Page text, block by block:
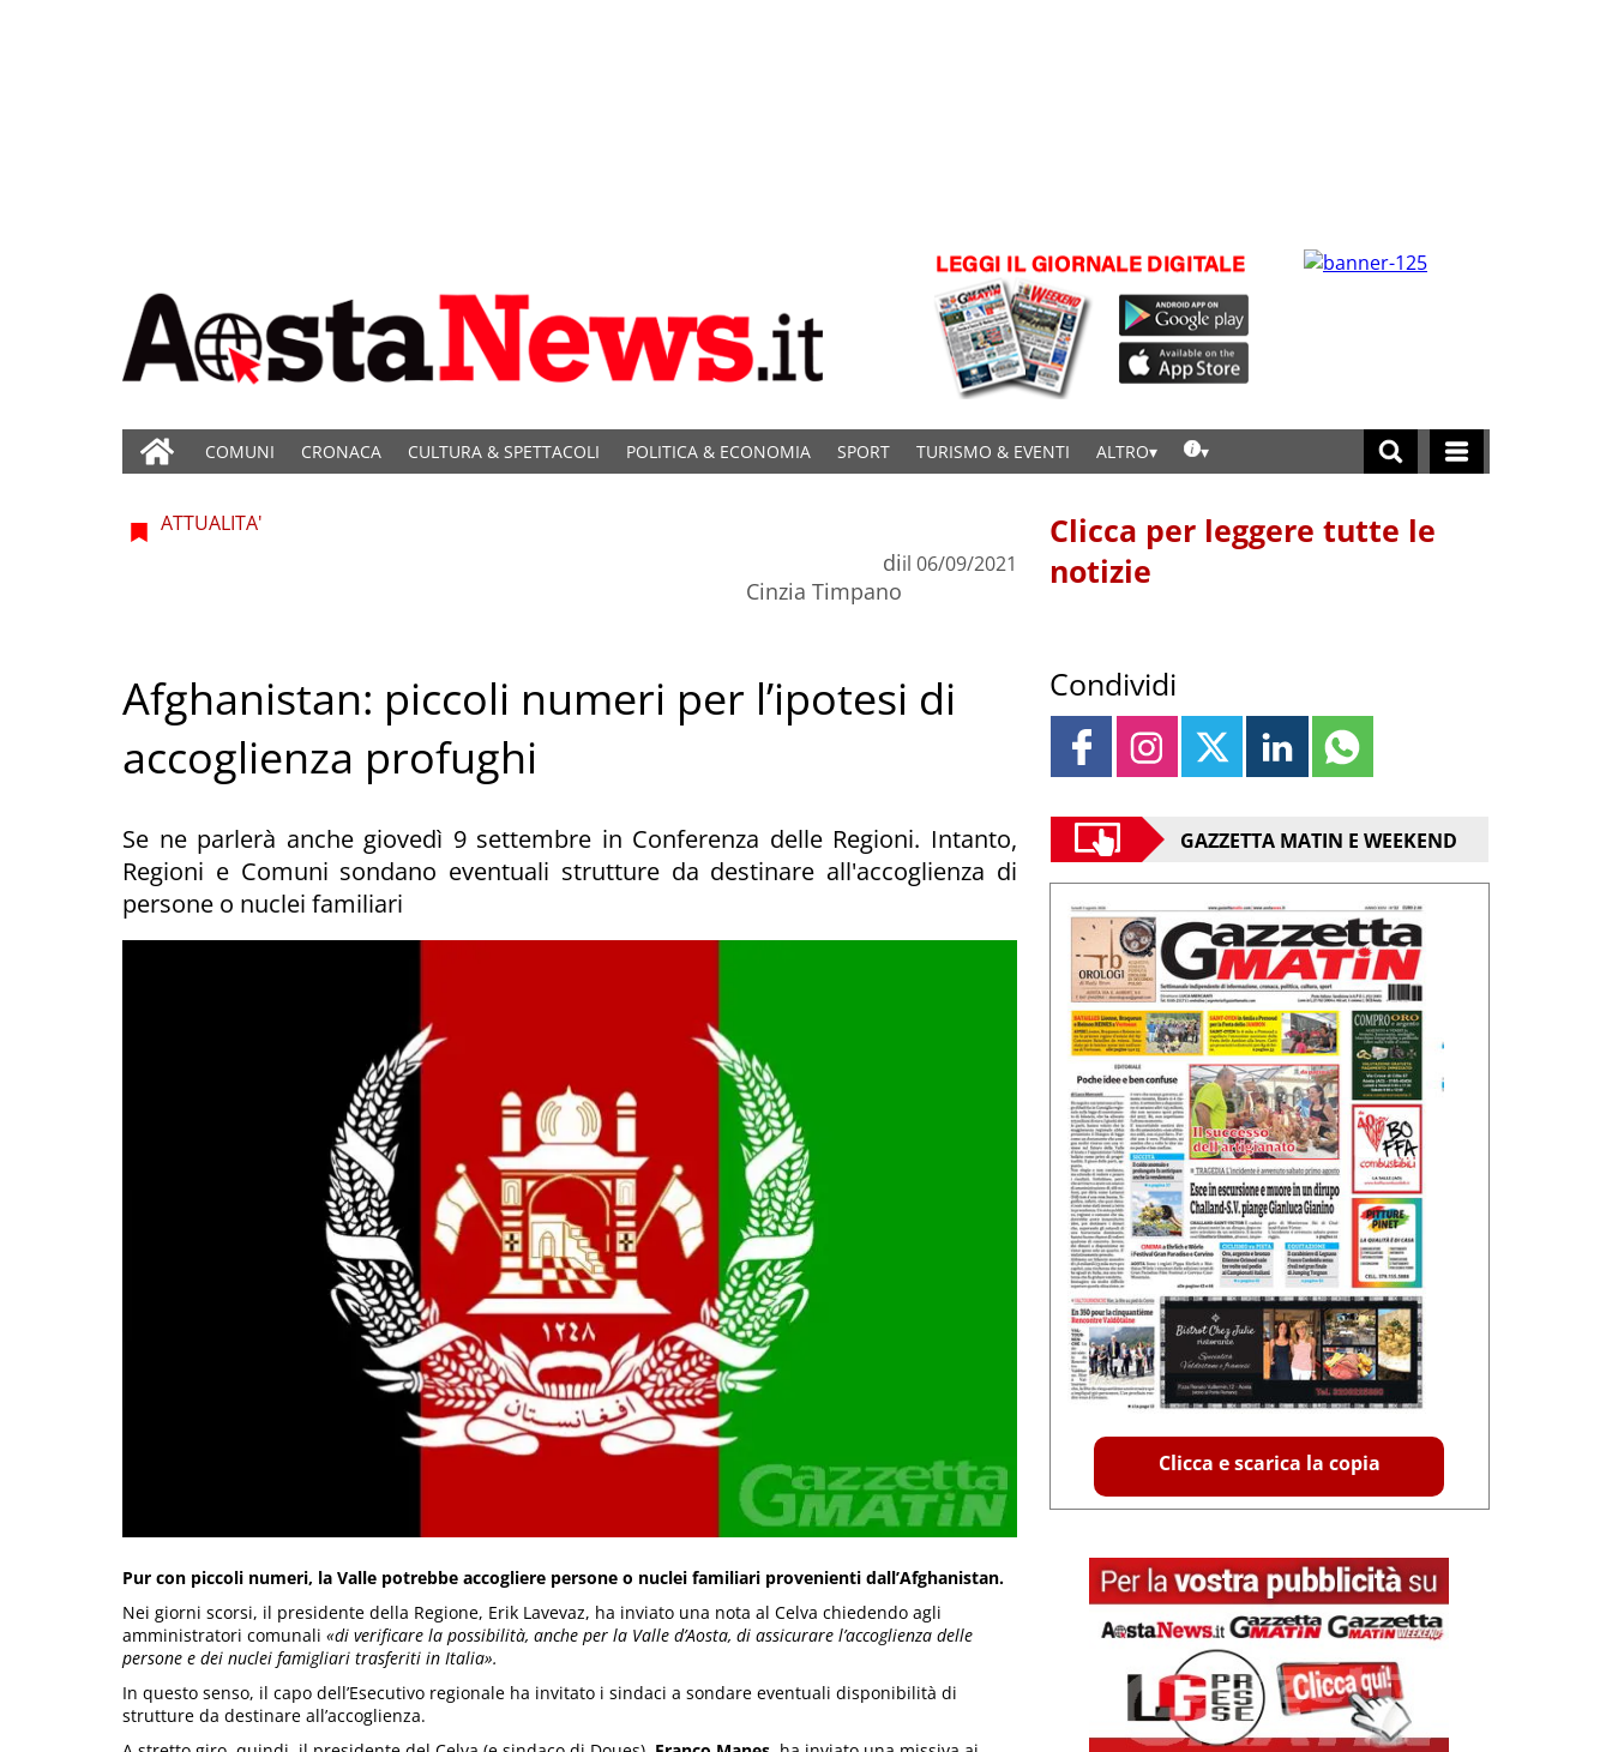
COMUNI CRONACA CULTURA & SPETTACOLI POLITICA & ECONOMIA SPORT TURISMO & EVENTI ALTRO
ATTUALITA'
di
Cinzia Timpano
il 06/09/2021
Afghanistan: piccoli numeri per l’ipotesi di
accoglienza profughi
Se ne parlerà anche giovedì 9 settembre in Conferenza delle Regioni. Intanto,
Regioni e Comuni sondano eventuali strutture da destinare all'accoglienza di
persone o nuclei familiari
Pur con piccoli numeri, la Valle potrebbe accogliere persone o nuclei familiari provenienti dall’Afghanistan.
Nei giorni scorsi, il presidente della Regione, Erik Lavevaz, ha inviato una nota al Celva chiedendo agli
amministratori comunali «di verificare la possibilità, anche per la Valle d’Aosta, di assicurare l’accoglienza delle
persone e dei nuclei famigliari trasferiti in Italia».
In questo senso, il capo dell’Esecutivo regionale ha invitato i sindaci a sondare eventuali disponibilità di
strutture da destinare all’accoglienza.
Clicca per leggere tutte le
notizie
Condividi
GAZZETTA MATIN E WEEKEND
Clicca e scarica la copia